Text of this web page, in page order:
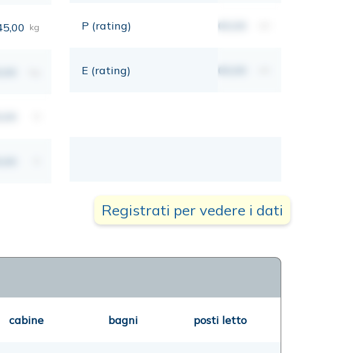
kg P (rating) 00,00
E (rating) 00,00
Registrati per vedere i dati
cabine bagni posti letto